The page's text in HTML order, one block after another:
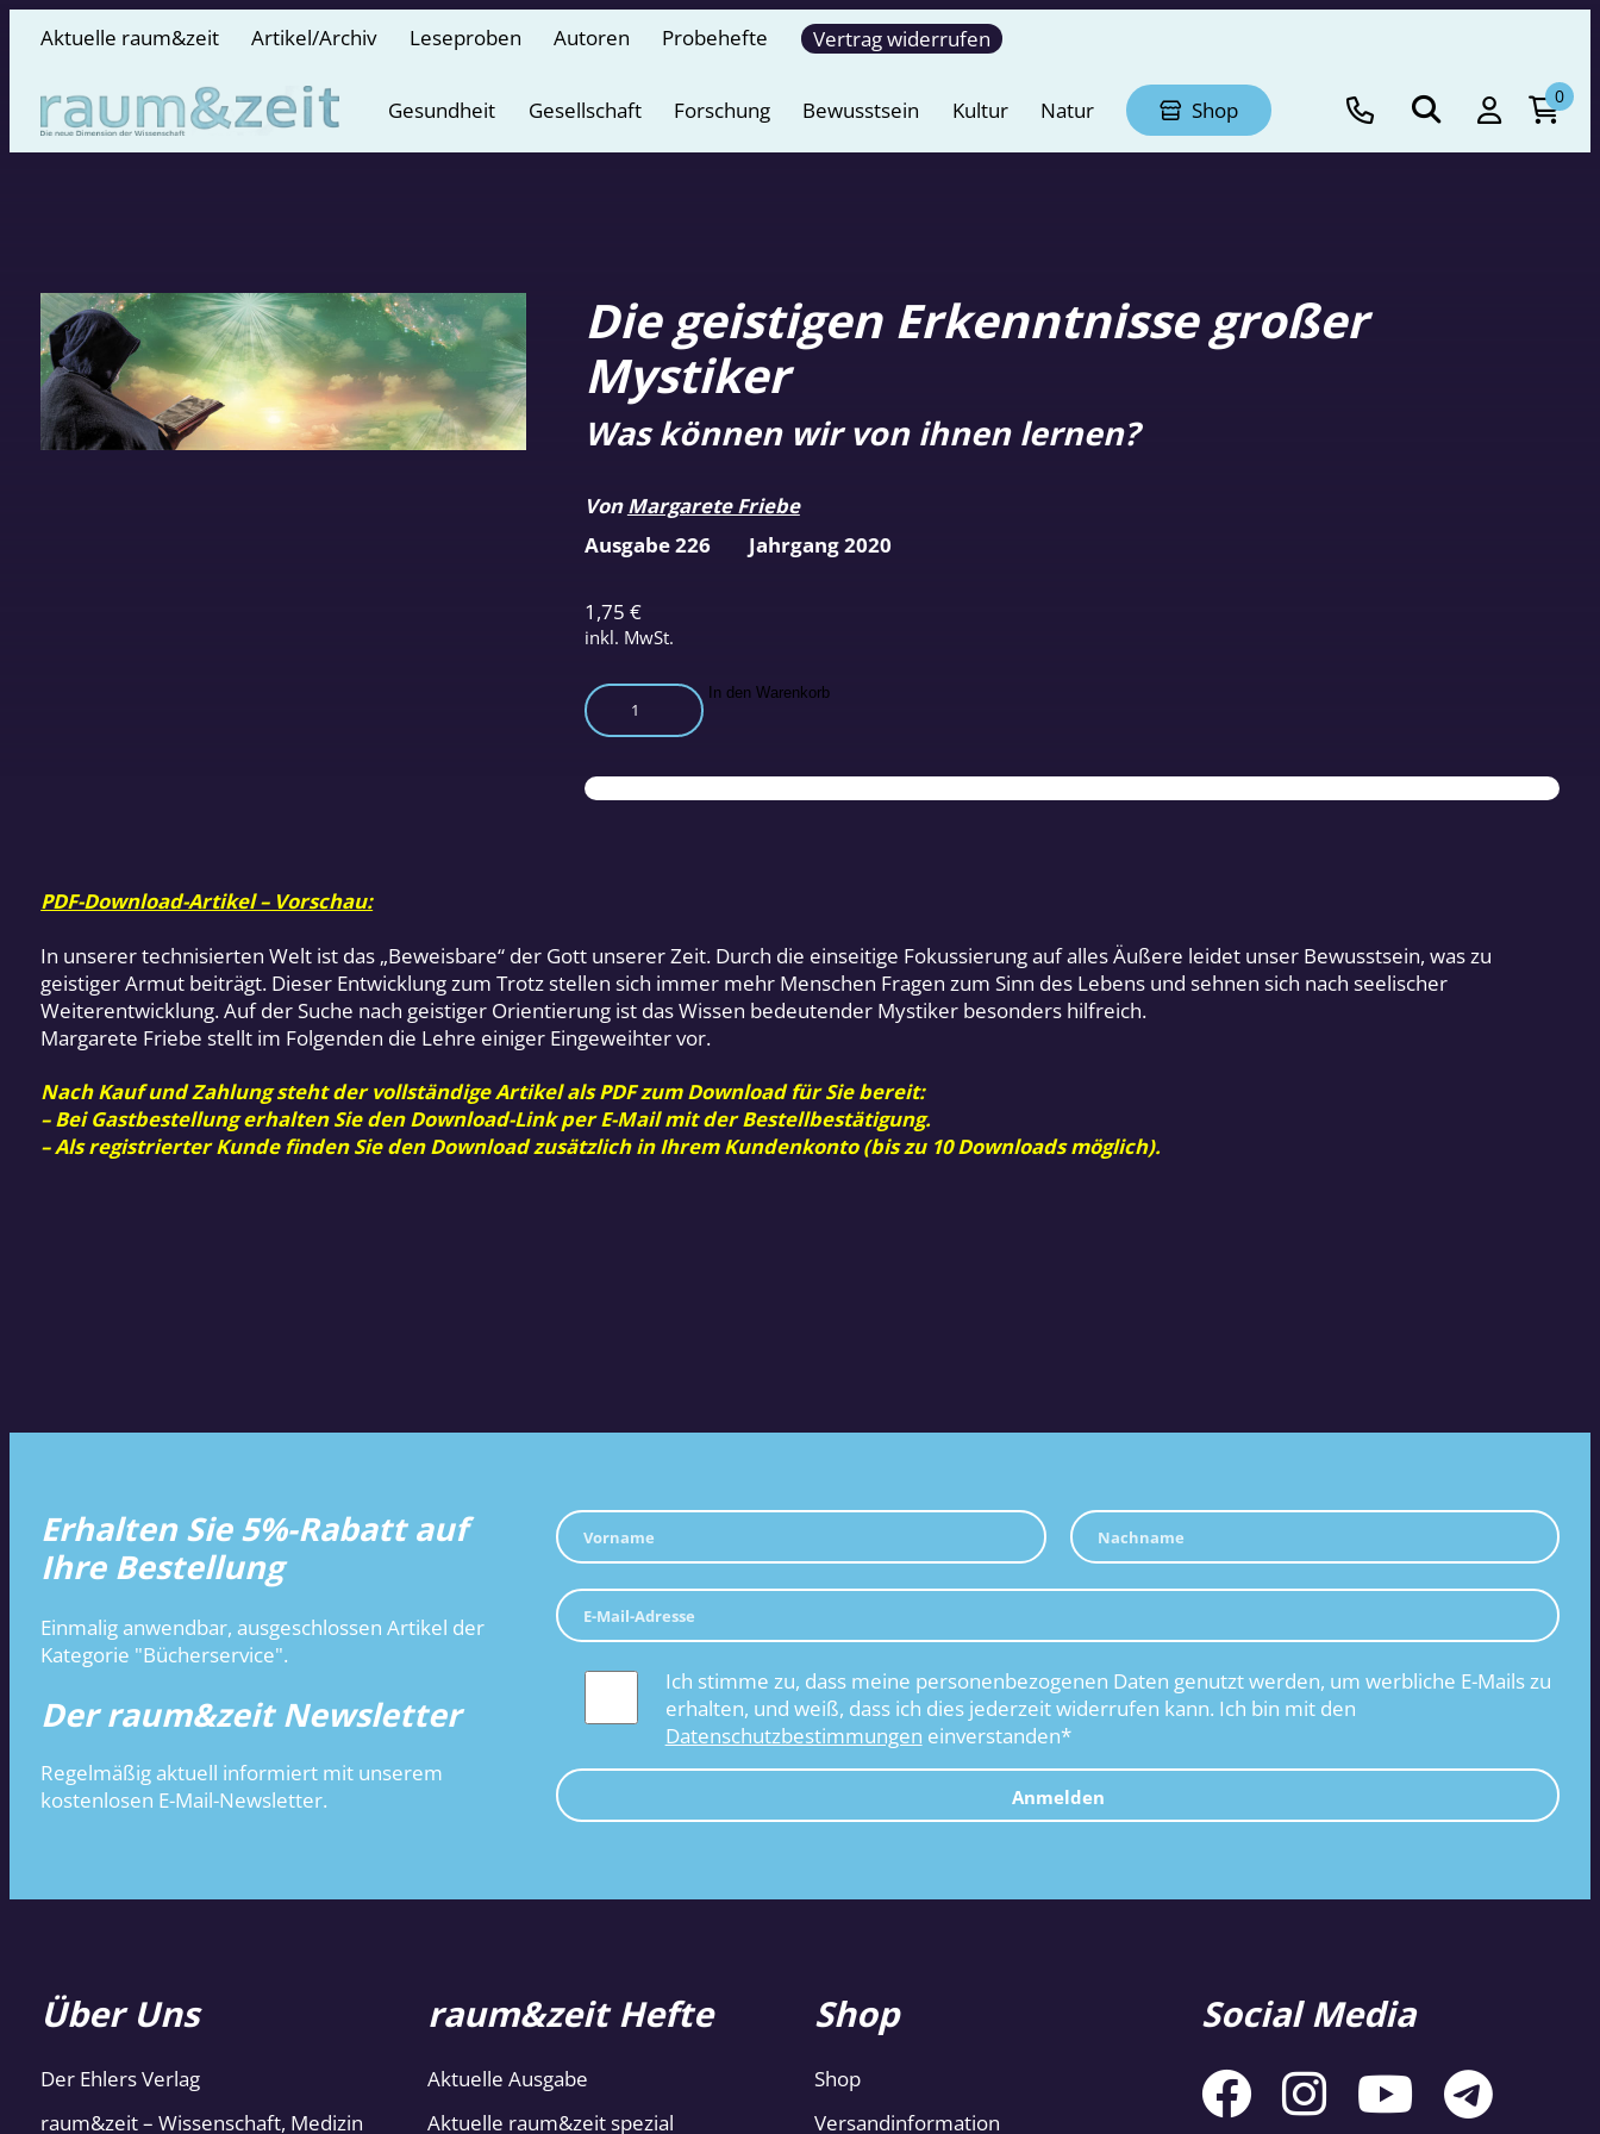
Aktuelle raum&zeit Artikel/Archiv Leseproben Autoren Probehefte Vertrag widerrufen
Gesundheit Gesellschaft Forschung Bewusstsein Kultur Natur Shop
0
Die geistigen Erkenntnisse großer
Mystiker
1,75 €
inkl. MwSt.
Was können wir von ihnen lernen?
VonMargarete Friebe
Die
geistigen
großer
Mystiker
In den Warenkorb
Ausgabe 226 Jahrgang 2020
PDF-Download-Artikel – Vorschau:
In unserer technisierten Welt ist das „Beweisbare“ der Gott unserer Zeit. Durch die einseitige Fokussierung auf alles Äußere leidet unser Bewusstsein, was zu
geistiger Armut beiträgt. Dieser Entwicklung zum Trotz stellen sich immer mehr Menschen Fragen zum Sinn des Lebens und sehnen sich nach seelischer
Weiterentwicklung. Auf der Suche nach geistiger Orientierung ist das Wissen bedeutender Mystiker besonders hilfreich.
Margarete Friebe stellt im Folgenden die Lehre einiger Eingeweihter vor.
Nach Kauf und Zahlung steht der vollständige Artikel als PDF zum Download für Sie bereit:
– Bei Gastbestellung erhalten Sie den Download-Link per E-Mail mit der Bestellbestätigung.
– Als registrierter Kunde finden Sie den Download zusätzlich in Ihrem Kundenkonto (bis zu 10 Downloads möglich).
Erhalten Sie 5%-Rabatt auf
Ihre Bestellung
Einmalig anwendbar, ausgeschlossen Artikel der
Kategorie "Bücherservice".
Der raum&zeit Newsletter
Regelmäßig aktuell informiert mit unserem
kostenlosen E-Mail-Newsletter.
Ich stimme zu, dass meine personenbezogenen Daten genutzt werden, um werbliche E-Mails zu
erhalten, und weiß, dass ich dies jederzeit widerrufen kann. Ich bin mit den
Datenschutzbestimmungen einverstanden*
Anmelden
Über Uns
Der Ehlers Verlag
raum&zeit – Wissenschaft, Medizin
raum&zeit Hefte
Aktuelle Ausgabe
Aktuelle raum&zeit spezial
Shop
Shop
Versandinformation
Social Media